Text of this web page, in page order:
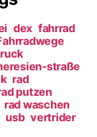
b
r
d
e
n
N
a
b
dex fahrrad
straße
rad
putzen
rad waschen
usb vertrider